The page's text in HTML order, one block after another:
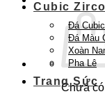
Chưa
Cubic
Đá
Đá Màu
Xoàn
Pha Lê
Trang Sức